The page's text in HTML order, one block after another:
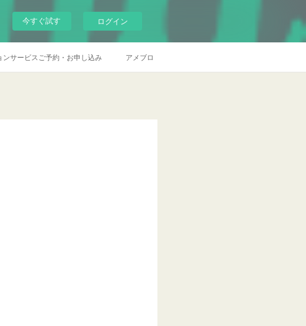
今すぐ試す ログイン
サービスご予約・お申し込み アメブロ